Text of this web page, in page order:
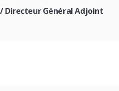
Directeur Général Adjoint